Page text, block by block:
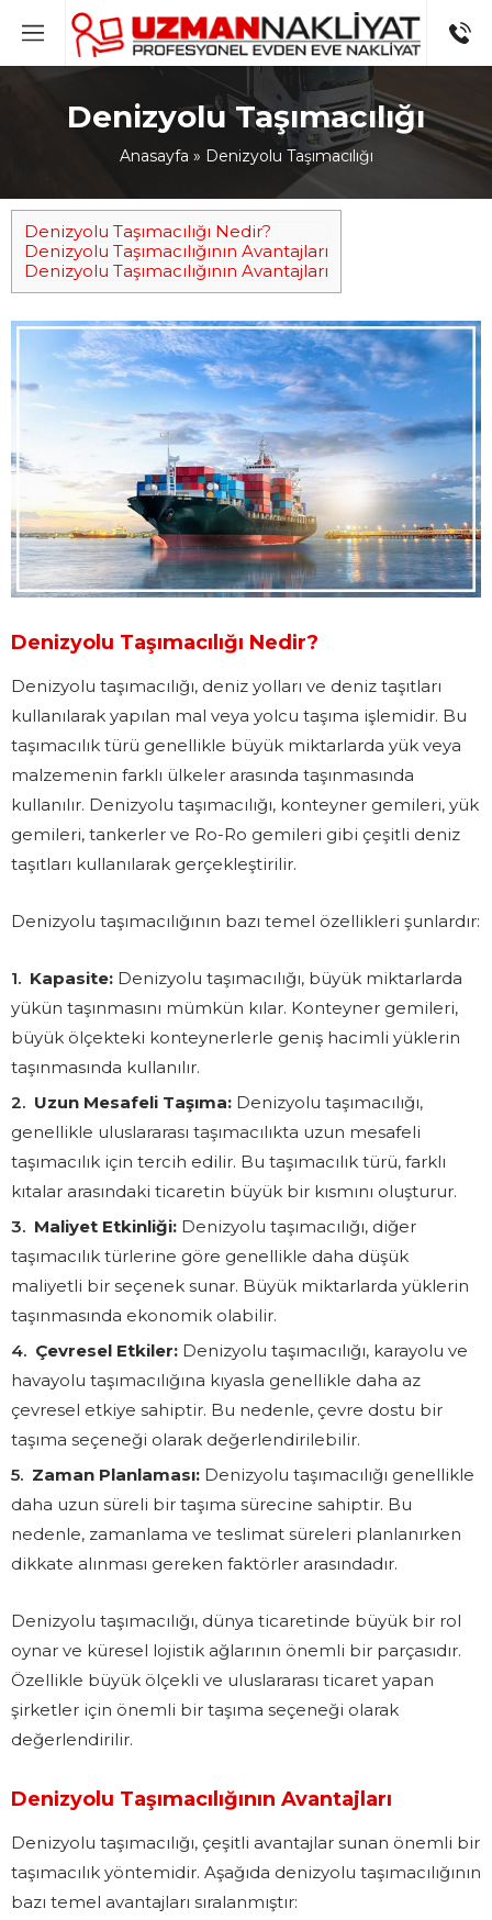
Denizyolu Taşımacılığı
Anasayfa » Denizyolu Taşımacılığı
Denizyolu Taşımacılığı Nedir?
Denizyolu Taşımacılığının Avantajları
Denizyolu Taşımacılığının Avantajları
Denizyolu Taşımacılığı Nedir?
Denizyolu taşımacılığı, deniz yolları ve deniz taşıtları
kullanılarak yapılan mal veya yolcu taşıma işlemidir. Bu
taşımacılık türü genellikle büyük miktarlarda yük veya
malzemenin farklı ülkeler arasında taşınmasında
kullanılır. Denizyolu taşımacılığı, konteyner gemileri, yük
gemileri, tankerler ve Ro-Ro gemileri gibi çeşitli deniz
taşıtları kullanılarak gerçekleştirilir.
Denizyolu taşımacılığının bazı temel özellikleri şunlardır:
Kapasite: Denizyolu taşımacılığı, büyük miktarlarda
yükün taşınmasını mümkün kılar. Konteyner gemileri,
büyük ölçekteki konteynerlerle geniş hacimli yüklerin
taşınmasında kullanılır.
Uzun Mesafeli Taşıma: Denizyolu taşımacılığı,
genellikle uluslararası taşımacılıkta uzun mesafeli
taşımacılık için tercih edilir. Bu taşımacılık türü, farklı
kıtalar arasındaki ticaretin büyük bir kısmını oluşturur.
Maliyet Etkinliği: Denizyolu taşımacılığı, diğer
taşımacılık türlerine göre genellikle daha düşük
maliyetli bir seçenek sunar. Büyük miktarlarda yüklerin
taşınmasında ekonomik olabilir.
Çevresel Etkiler: Denizyolu taşımacılığı, karayolu ve
havayolu taşımacılığına kıyasla genellikle daha az
çevresel etkiye sahiptir. Bu nedenle, çevre dostu bir
taşıma seçeneği olarak değerlendirilebilir.
Zaman Planlaması: Denizyolu taşımacılığı genellikle
daha uzun süreli bir taşıma sürecine sahiptir. Bu
nedenle, zamanlama ve teslimat süreleri planlanırken
dikkate alınması gereken faktörler arasındadır.
Denizyolu taşımacılığı, dünya ticaretinde büyük bir rol
oynar ve küresel lojistik ağlarının önemli bir parçasıdır.
Özellikle büyük ölçekli ve uluslararası ticaret yapan
şirketler için önemli bir taşıma seçeneği olarak
değerlendirilir.
Denizyolu Taşımacılığının Avantajları
Denizyolu taşımacılığı, çeşitli avantajlar sunan önemli bir
taşımacılık yöntemidir. Aşağıda denizyolu taşımacılığının
bazı temel avantajları sıralanmıştır: